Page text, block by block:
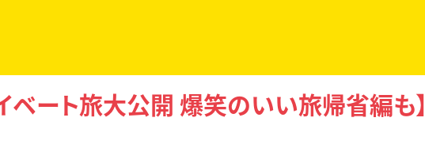
ベート旅大公開 爆笑のいい旅帰省編も】